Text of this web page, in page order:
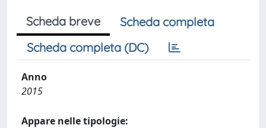
Scheda breve
Scheda completa
Scheda completa (DC)
Anno
2015
Appare nelle tipologie: